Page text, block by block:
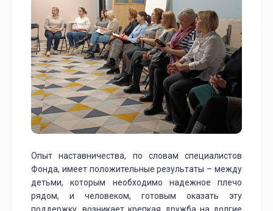
Опыт наставничества, по словам специалистов
Фонда, имеет положительные результаты – между
детьми, которым необходимо надежное плечо
рядом, и человеком, готовым оказать эту